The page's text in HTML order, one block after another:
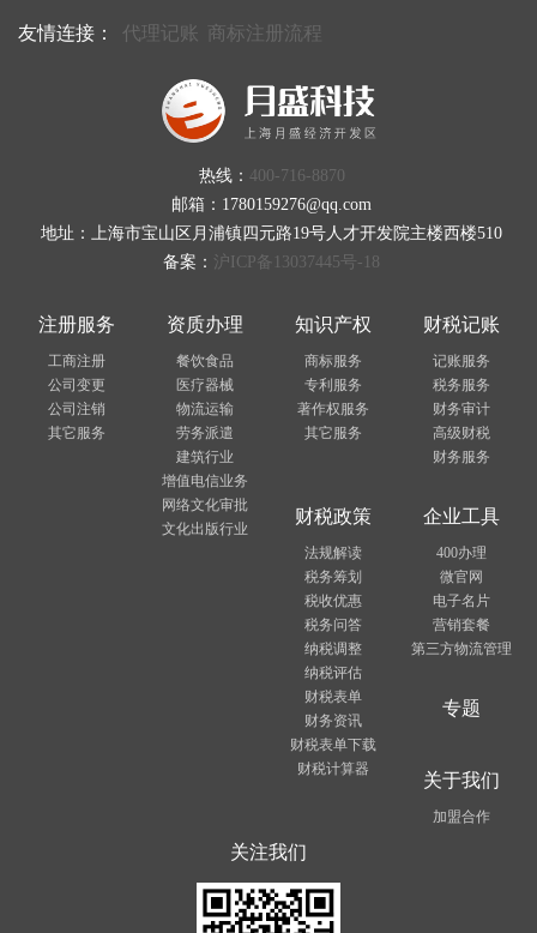
友情连接： 代理记账 商标注册流程
热线： 400-716-8870
邮箱：1780159276@qq.com
地址：上海市宝山区月浦镇四元路19号人才开发院主楼西楼510
备案： 沪ICP备13037445号-18
注册服务
工商注册
公司变更
公司注销
其它服务
资质办理
餐饮食品
医疗器械
物流运输
劳务派遣
建筑行业
增值电信业务
网络文化审批
文化出版行业
知识产权
商标服务
专利服务
著作权服务
其它服务
财税记账
记账服务
税务服务
财务审计
高级财税
财务服务
财税政策
法规解读
税务筹划
税收优惠
税务问答
纳税调整
纳税评估
财税表单
财务资讯
财税表单下载
财税计算器
企业工具
400办理
微官网
电子名片
营销套餐
第三方物流管理
专题
关于我们
加盟合作
关注我们